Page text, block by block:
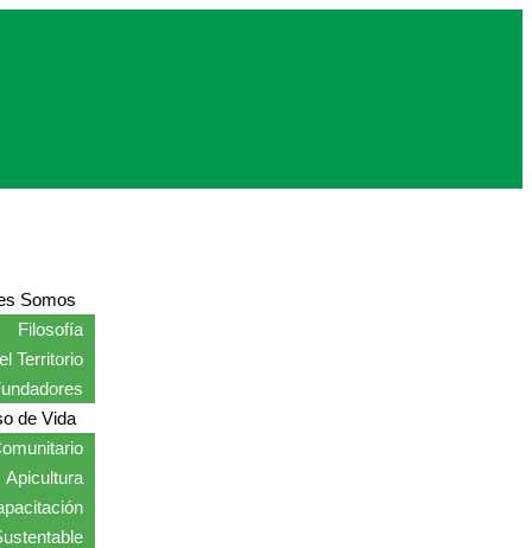
Somos
Filosofía
Territorio
de Vida
Apicultura